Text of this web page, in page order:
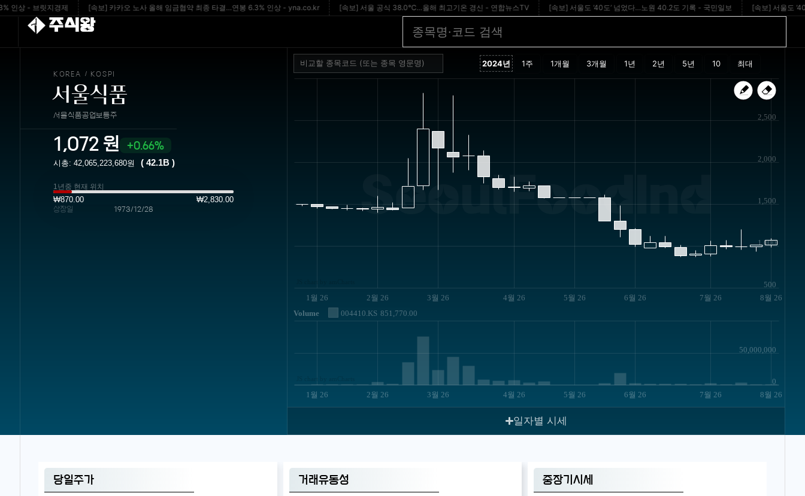
- 브릿지경제 [속보] 카카오 노사 올해 임금협약 최종 타결…연봉 6.3% 인상 - yna.co.kr [속보] 서울 공식 38.0℃…올해 최고기온 경신 - 연합뉴스TV [속보] 서울도 ‘40도’ 넘었다…노원 40.2도 기록 - 국민일보 [속보] 서울도 ‘40도
주식왕
KOREA / KOSPI
서울식품
서울식품공업보통주
1,072원 0.66%
시총: 42,065,223,680원 ( 42.1B )
1년중 현재 위치
₩870.00 ₩2,830.00
상장일 1973/12/28 SeoulFoodInd
1월 26 2월 26 3월 26 4월 26 5월 26 6월 26 7월 26 8월 26
500
1,000
1,500
2,000
2,500
Volume 004410.KS 851,770.00
1월 26 2월 26 3월 26 4월 26 5월 26 6월 26 7월 26 8월 26
0
50,000,000
일자별 시세
당일주가 거래유동성 중장기시세